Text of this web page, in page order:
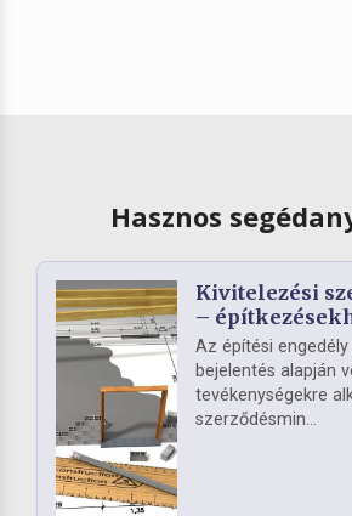
Hasznos
Kivitelezési
–
Az építési
bejelentés alapján
tevékenységekre
szerződésmin...